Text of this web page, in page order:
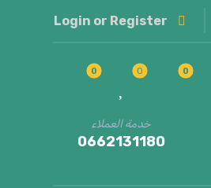
Login or Register
خدمة العملاء
0662131180